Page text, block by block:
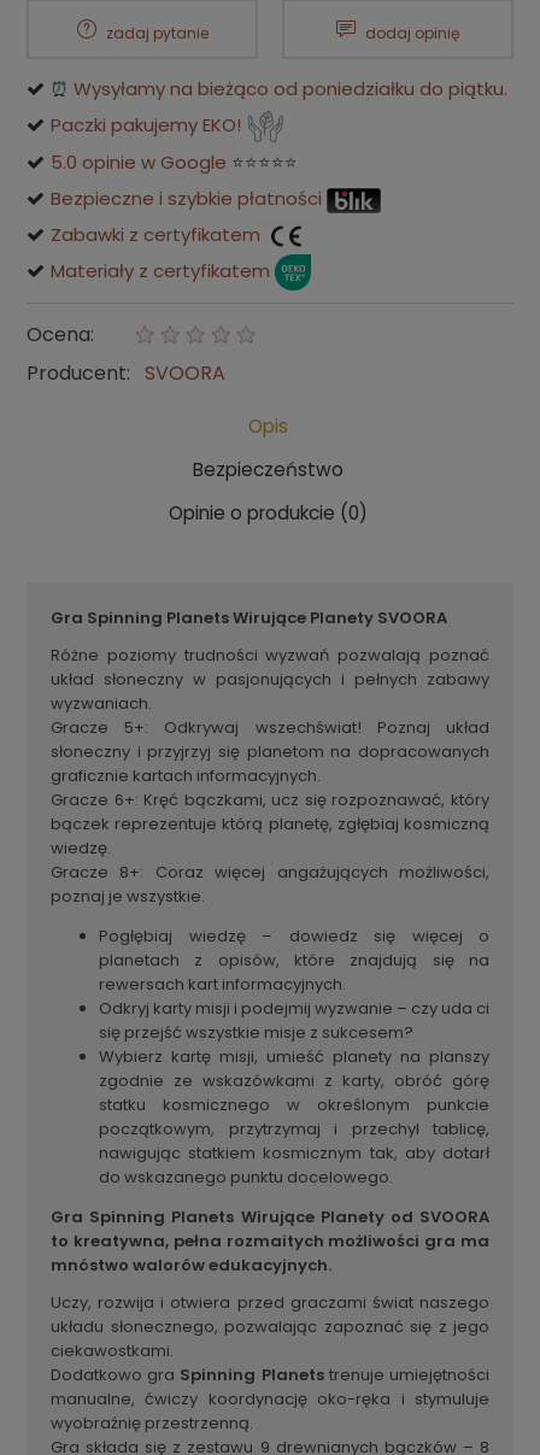
zadaj pytanie dodaj opinię
⏰ Wysyłamy na bieżąco od poniedziałku do piątku.
Paczki pakujemy EKO!
5.0 opinie w Google ⭐⭐⭐⭐⭐
Bezpieczne i szybkie płatności
Zabawki z certyfikatem
Materiały z certyfikatem
Ocena:
Producent: SVOORA
Opis
Bezpieczeństwo
Opinie o produkcie (0)
Gra Spinning Planets Wirujące Planety SVOORA
Różne poziomy trudności wyzwań pozwalają poznać
układ słoneczny w pasjonujących i pełnych zabawy
wyzwaniach.
Gracze 5+: Odkrywaj wszechświat! Poznaj układ
słoneczny i przyjrzyj się planetom na dopracowanych
graficznie kartach informacyjnych.
Gracze 6+: Kręć bączkami, ucz się rozpoznawać, który
bączek reprezentuje którą planetę, zgłębiaj kosmiczną
wiedzę.
Gracze 8+: Coraz więcej angażujących możliwości,
poznaj je wszystkie.
Pogłębiaj wiedzę – dowiedz się więcej o
planetach z opisów, które znajdują się na
rewersach kart informacyjnych.
Odkryj karty misji i podejmij wyzwanie – czy uda ci
się przejść wszystkie misje z sukcesem?
Wybierz kartę misji, umieść planety na planszy
zgodnie ze wskazówkami z karty, obróć górę
statku kosmicznego w określonym punkcie
początkowym, przytrzymaj i przechyl tablicę,
nawigując statkiem kosmicznym tak, aby dotarł
do wskazanego punktu docelowego.
Gra Spinning Planets Wirujące Planety od SVOORA
to kreatywna, pełna rozmaitych możliwości gra ma
mnóstwo walorów edukacyjnych.
Uczy, rozwija i otwiera przed graczami świat naszego
układu słonecznego, pozwalając zapoznać się z jego
ciekawostkami.
Dodatkowo gra Spinning Planetstrenuje umiejętności
manualne, ćwiczy koordynację oko-ręka i stymuluje
wyobraźnię przestrzenną.
Gra składa się z zestawu 9 drewnianych bączków – 8